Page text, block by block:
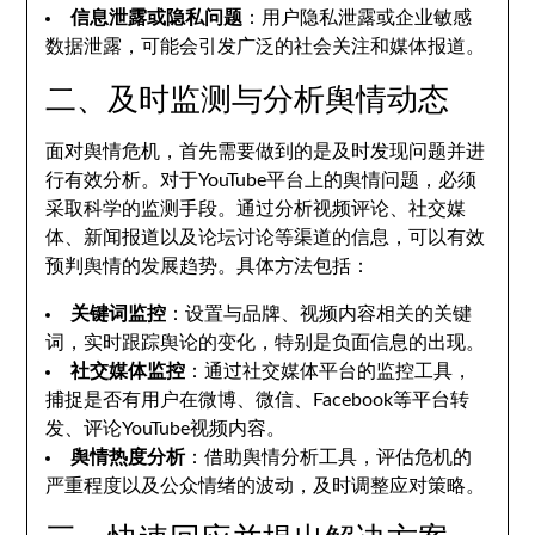
信息泄露或隐私问题 ：用户隐私泄露或企业敏感
数据泄露，可能会引发广泛的社会关注和媒体报道。
二、及时监测与分析舆情动态
面对舆情危机，首先需要做到的是及时发现问题并进
行有效分析。对于YouTube平台上的舆情问题，必须
采取科学的监测手段。通过分析视频评论、社交媒
体、新闻报道以及论坛讨论等渠道的信息，可以有效
预判舆情的发展趋势。具体方法包括：
关键词监控 ：设置与品牌、视频内容相关的关键
词，实时跟踪舆论的变化，特别是负面信息的出现。
社交媒体监控 ：通过社交媒体平台的监控工具，
捕捉是否有用户在微博、微信、Facebook等平台转
发、评论YouTube视频内容。
舆情热度分析：借助舆情分析工具，评估危机的
严重程度以及公众情绪的波动，及时调整应对策略。